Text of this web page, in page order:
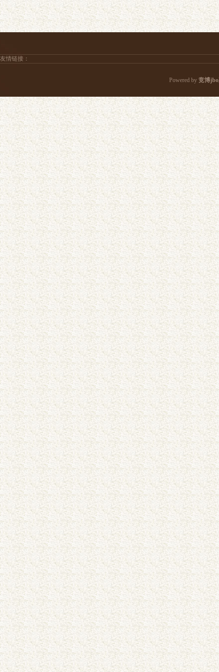
友情链接：
Powered by 竞博